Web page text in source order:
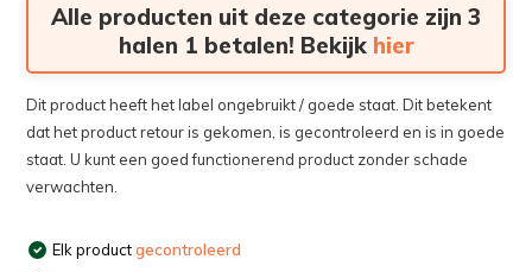
Alle producten uit deze categorie zijn 3
halen 1 betalen! Bekijk hier
Dit product heeft het label ongebruikt / goede staat. Dit betekent
dat het product retour is gekomen, is gecontroleerd en is in goede
staat. U kunt een goed functionerend product zonder schade
verwachten.
Elk productgecontroleerd